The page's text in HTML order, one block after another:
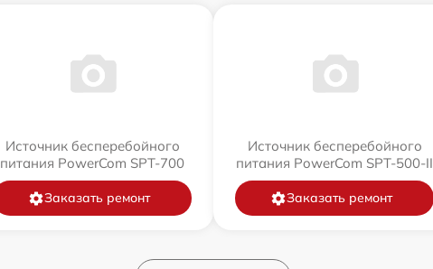
Источник бесперебойного
питания PowerCom SPT-700
Заказать ремонт
Источник бесперебойного
питания PowerCom SPT-500-II
Заказать ремонт